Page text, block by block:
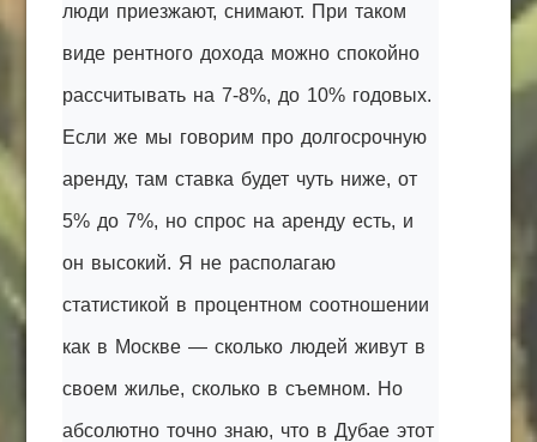
люди приезжают, снимают. При таком
виде рентного дохода можно спокойно
рассчитывать на 7-8%, до 10% годовых.
Если же мы говорим про долгосрочную
аренду, там ставка будет чуть ниже, от
5% до 7%, но спрос на аренду есть, и
он высокий. Я не располагаю
статистикой в процентном соотношении
как в Москве — сколько людей живут в
своем жилье, сколько в съемном. Но
абсолютно точно знаю, что в Дубае этот